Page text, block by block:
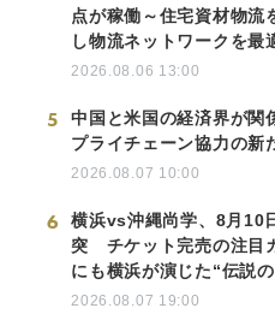
点が稼働～住宅資材物流
し物流ネットワークを最
2026.08.06 13:00
5
中国と米国の経済界が関
プライチェーン協力の新
2026.08.07 10:00
6
横浜vs沖縄尚学、8月10
突 チケット完売の注目
にも横浜が演じた“伝説
2026.08.07 19:00